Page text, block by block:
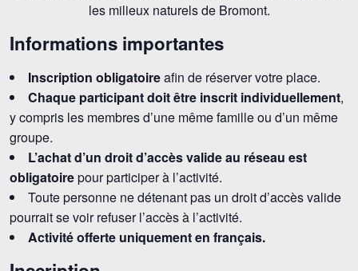
les milieux naturels de Bromont.
Informations importantes
Inscription obligatoireafin de réserver votre place.
Chaque participant doit être inscrit individuellement,
y compris les membres d’une même famille ou d’un même
groupe.
L’achat d’un droit d’accès valide au réseau est
obligatoirepour participer à l’activité.
Toute personne ne détenant pas un droit d’accès valide
pourrait se voir refuser l’accès à l’activité.
Activité offerte uniquement en français.